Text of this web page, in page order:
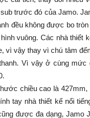
trước đó của Jamo.
đều không được bo
vuông. Các nhà thiết
vì vậy thay vì chú tâm
Vì vậy ở cùng
chiều cao là
tay nhà thiết kế nổi
được đa dạng, Jamo